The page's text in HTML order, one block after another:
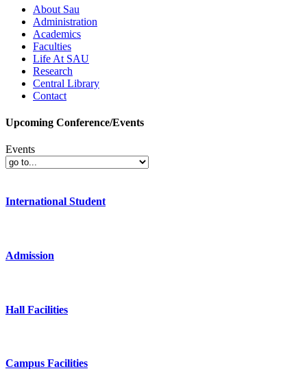
About Sau
Administration
Academics
Faculties
Life At SAU
Research
Central Library
Contact
Upcoming Conference/Events
Events
International Student
Admission
Hall Facilities
Campus Facilities